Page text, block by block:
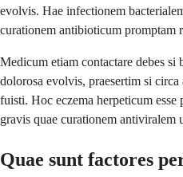
evolvis. Hae infectionem
curationem antibioticum promptam
Medicum etiam contactare debes si
dolorosa evolvis, praesertim si
fuisti. Hoc eczema herpeticum esse
gravis quae curationem antiviralem
Quae sunt factores